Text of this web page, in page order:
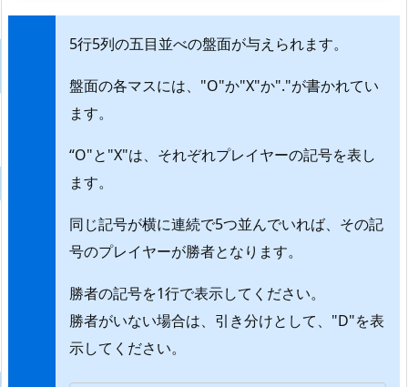
5行5列の五目並べの盤面が与えられます。
盤面の各マスには、"O"か"X"か"."が書かれてい
ます。
“O"と"X"は、それぞれプレイヤーの記号を表し
ます。
同じ記号が横に連続で5つ並んでいれば、その記
号のプレイヤーが勝者となります。
勝者の記号を1行で表示してください。
勝者がいない場合は、引き分けとして、"D"を表
示してください。